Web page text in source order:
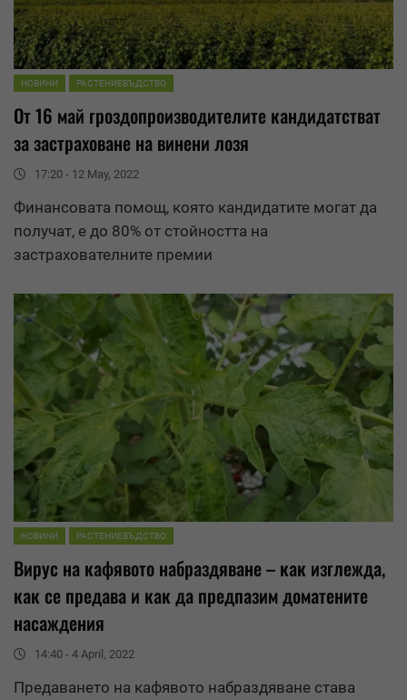
НОВИНИ РАСТЕНИЕВЪДСТВО
От 16 май гроздопроизводителите кандидатстват
за застраховане на винени лозя
17:20 - 12 May, 2022
Финансовата помощ, която кандидатите могат да
получат, е до 80% от стойността на
застрахователните премии
НОВИНИ РАСТЕНИЕВЪДСТВО
Вирус на кафявото набраздяване – как изглежда,
как се предава и как да предпазим доматените
насаждения
14:40 - 4 April, 2022
Предаването на кафявото набраздяване става